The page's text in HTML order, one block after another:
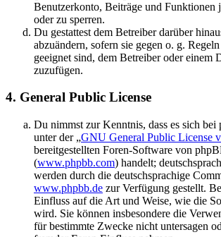
Benutzerkonto, Beiträge und Funktionen
oder zu sperren.
Du gestattest dem Betreiber darüber
abzuändern, sofern sie gegen o. g.
geeignet sind, dem Betreiber oder einem
zuzufügen.
4. General Public License
Du nimmst zur Kenntnis, dass es sich
unter der „GNU General Public License
bereitgestellten Foren-Software von
(www.phpbb.com) handelt;
werden durch die deutschsprachige
www.phpbb.de zur Verfügung gestellt.
Einfluss auf die Art und Weise, wie die
wird. Sie können insbesondere die
für bestimmte Zwecke nicht untersagen